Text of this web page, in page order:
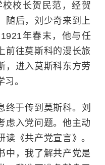
校长贺民范，经贺
随后，刘少奇来到上
年春末，他与任
前往莫斯科的漫长旅
，进入莫斯科东方劳
。
终于传到莫斯科。刘
虑入党问题。他主动
《共产党宣言》。
中，我了解共产党是